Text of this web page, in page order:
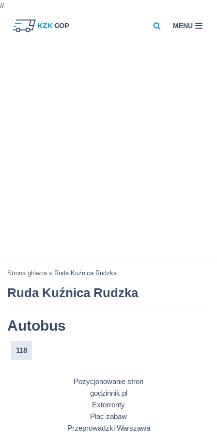
//
MENU
Strona główna » Ruda Kuźnica Rudzka
Ruda Kuźnica Rudzka
Autobus
118
Pozycjonowanie stron
godzinnik.pl
Extorrenty
Plac zabaw
Przeprowadzki Warszawa